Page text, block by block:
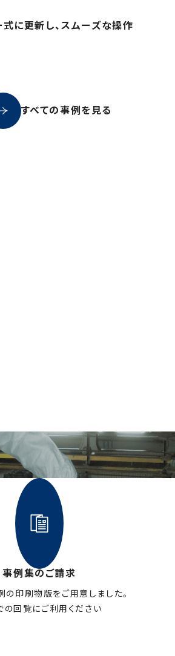
に更新し、スムーズな操作
すべての事例を見る
事例集のご請求
の印刷物版をご用意しました。
の回覧にご利用ください